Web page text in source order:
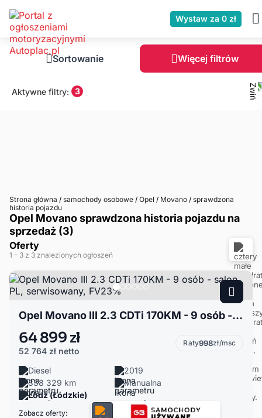
Wystaw za 0 zł
Sortowanie Więcej filtrów
Aktywne filtry: 3
Strona główna / samochody osobowe / Opel / Movano / sprawdzona
historia pojazdu
Opel Movano sprawdzona historia pojazdu na
sprzedaż (3)
Oferty
1 - 3 z 3 znalezionych ogłoszeń
Opel Movano III 2.3 CDTi 170KM - 9 osób - salon PL, serwisowany, FV23%
64 899 zł
52 764 zł netto
Raty998zł/msc
Diesel
2019
338 329 km
Manualna
Łódź (Łódzkie)
Zobacz oferty: